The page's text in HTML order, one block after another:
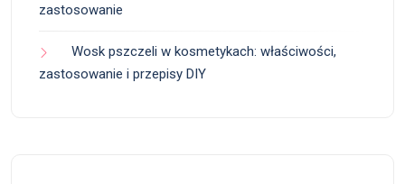
zastosowanie
Wosk pszczeli w kosmetykach: właściwości,
zastosowanie i przepisy DIY